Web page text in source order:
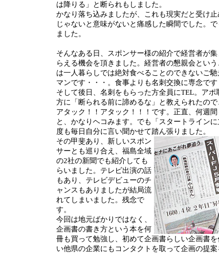
は降りる」と断られもしました。
かなり落ち込みましたが、これも現実だと受け
じゃないと意味がないと痛感した瞬間でした。
ました。
そんなある日、スポンサー様の紹介で経営者が
らえる機会を頂きました。経営者の懇親会とい
は一人暮らしでは絶対食べることのできないご
マンです・・・。食事よりも名刺交換に専念で
そして後日、名刺をもらった方全員にTEL。ア
方に「断られる前に諦めるな」と教えられたの
アタック！！アタック！！！です。正直、何週
と、かなりヘコみます。でも「スタートライン
度も毎日自分に言い聞かせて踏ん張りました。
その甲斐あり、新しいスポン
サーとも巡り合え、福島全域
の2社の新聞でも紹介しても
らいました。テレビ出演の話
もあり、テレビデビューのチ
ャンスもありましたが結局流
れてしまいました。残念で
す。
今回は地元ばかりではなく、
企画書の書き方という本を何
冊も買って勉強し、初めて企画書らしい企画書
い他県の企業にもコンタクトを取って企画の提